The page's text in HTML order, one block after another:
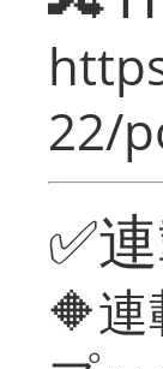
22/
✅
🔶